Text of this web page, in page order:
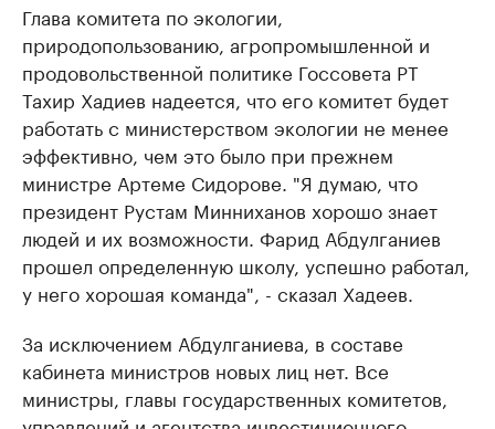
Глава комитета по экологии,
природопользованию, агропромышленной и
продовольственной политике Госсовета РТ
Тахир Хадиев надеется, что его комитет будет
работать с министерством экологии не менее
эффективно, чем это было при прежнем
министре Артеме Сидорове. "Я думаю, что
президент Рустам Минниханов хорошо знает
людей и их возможности. Фарид Абдулганиев
прошел определенную школу, успешно работал,
у него хорошая команда", - сказал Хадеев.
За исключением Абдулганиева, в составе
кабинета министров новых лиц нет. Все
министры, главы государственных комитетов,